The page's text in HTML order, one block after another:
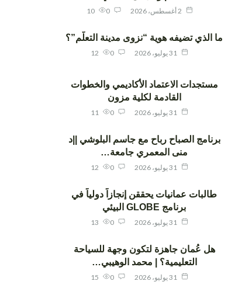
0
10
ما الذي تضيفه هوية “نزوى مدينة التعلّم”؟
مستجدات الاعتماد الأكاديمي والخطوات
القادمة لكلية مزون
برنامج الصباح رباح مع جاسم البلوشي ||د
منى المعمري جامعة…
طالبات عمانيات يحققن إنجازاً دولياً في
برنامج GLOBE البيئي
هل عُمان جاهزة لتكون وجهة للسياحة
التعليمية؟ | محمد الوهيبي…